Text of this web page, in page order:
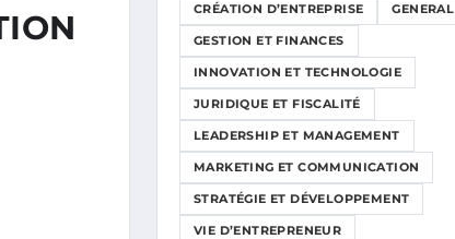
CRÉATION D’ENTREPRISE GENERAL
GESTION ET FINANCES
INNOVATION ET TECHNOLOGIE
JURIDIQUE ET FISCALITÉ
LEADERSHIP ET MANAGEMENT
MARKETING ET COMMUNICATION
STRATÉGIE ET DÉVELOPPEMENT
VIE D’ENTREPRENEUR